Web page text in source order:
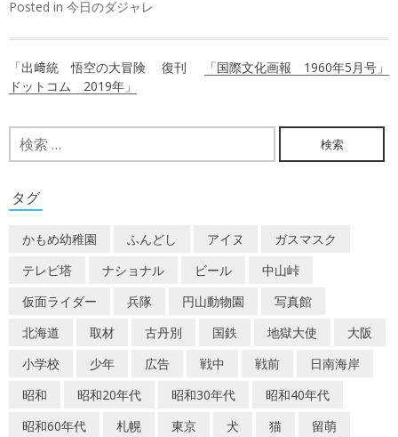
Posted in 今日のダジャレ
稿
ビ
ー
シ
ョ
ン
「出﨑統 悟空の大冒険 復刊
ドットコム 2019年」
「国際文化画報 1960年5月号」
検
索:
タグ
かもめ幼稚園 ふんどし アイヌ
ガスマスク
テレビ塔
ナショナル ビール
中山峠
仮面ライダー
兵隊 円山動物園
写真館
北海道
取材 古丹別 国鉄 地獄大使
大阪
小学校
少年 広告 戦中 戦前
日南海岸
昭和
昭和20年代 昭和30年代
昭和40年代
昭和60年代
札幌 東京 犬 猫
留萌